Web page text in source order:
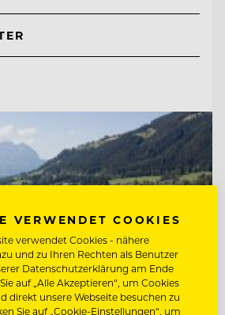
VERWENDET COOKIES
verwendet Cookies - nähere
und zu Ihren Rechten als Benutzer
Datenschutzerklärung am Ende
auf „Alle Akzeptieren“, um Cookies
direkt unsere Webseite besuchen zu
Sie auf „Cookie-Einstellungen“, um